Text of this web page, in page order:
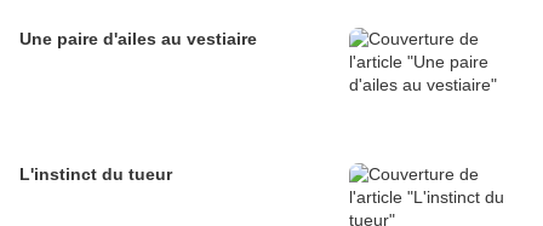
Une paire d'ailes au vestiaire
L'instinct du tueur